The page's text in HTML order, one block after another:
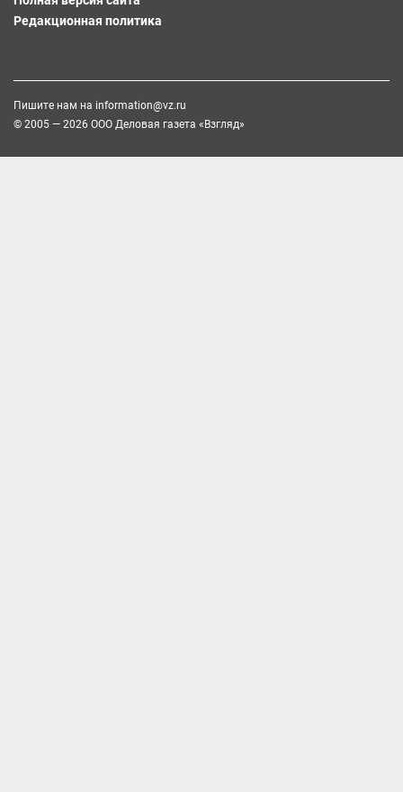
Редакционная политика
Пишите нам на information@vz.ru
© 2005 — 2026 ООО Деловая газета «Взгляд»